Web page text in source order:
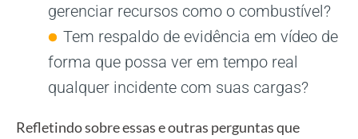
gerenciar recursos como o combustível?
Tem respaldo de evidência em vídeo de
forma que possa ver em tempo real
qualquer incidente com suas cargas?
Refletindo sobre essas e outras perguntas que